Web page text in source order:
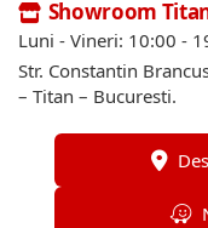
Showroom
Luni - Vineri: 10:00 -
Str. Constantin
– Titan – Bucuresti.